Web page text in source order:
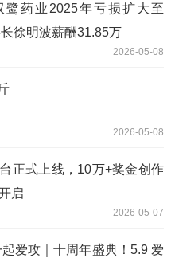
鹭药业2025年亏损扩大至
徐明波薪酬31.85万
2026-05-08
2026-05-08
台正式上线，10万+奖金创作
启
2026-05-07
爱攻｜十周年盛典！5.9 爱